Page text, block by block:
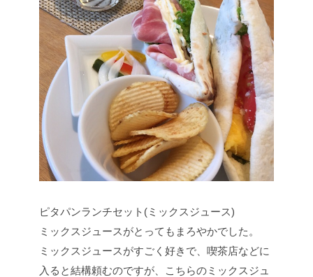
ピタパンランチセット(ミックスジュース)
ミックスジュースがとってもまろやかでした。
ミックスジュースがすごく好きで、喫茶店などに
入ると結構頼むのですが、こちらのミックスジュ